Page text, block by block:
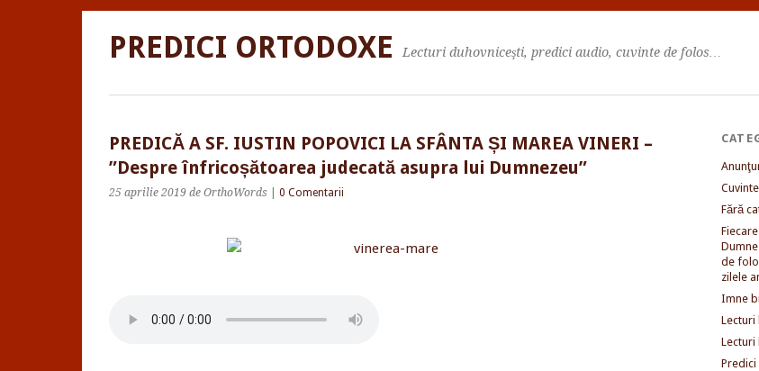
PREDICI ORTODOXE Lecturi duhovniceşti, predici audio, cuvinte de folos…
PREDICĂ A SF. IUSTIN POPOVICI LA SFÂNTA ȘI MAREA VINERI –
”Despre înfricoșătoarea judecată asupra lui Dumnezeu”
25 aprilie 2019 de OrthoWords 0 Comentarii
Fără
de
zilele
Imne
Lecturi
Lecturi
Predici